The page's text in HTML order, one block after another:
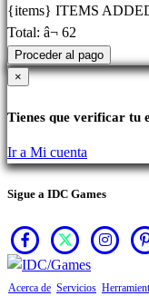
{items} ITEMS
Total: â¬ 62
Proceder al pago
×
Tienes que verificar tu
Ir a Mi cuenta
Sigue a IDC Games
Acerca de Servicios